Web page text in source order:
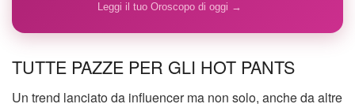
Leggi il tuo Oroscopo di oggi →
TUTTE PAZZE PER GLI HOT PANTS
Un trend lanciato da influencer ma non solo, anche da altre